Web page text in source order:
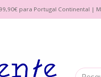
para Portugal Continental |